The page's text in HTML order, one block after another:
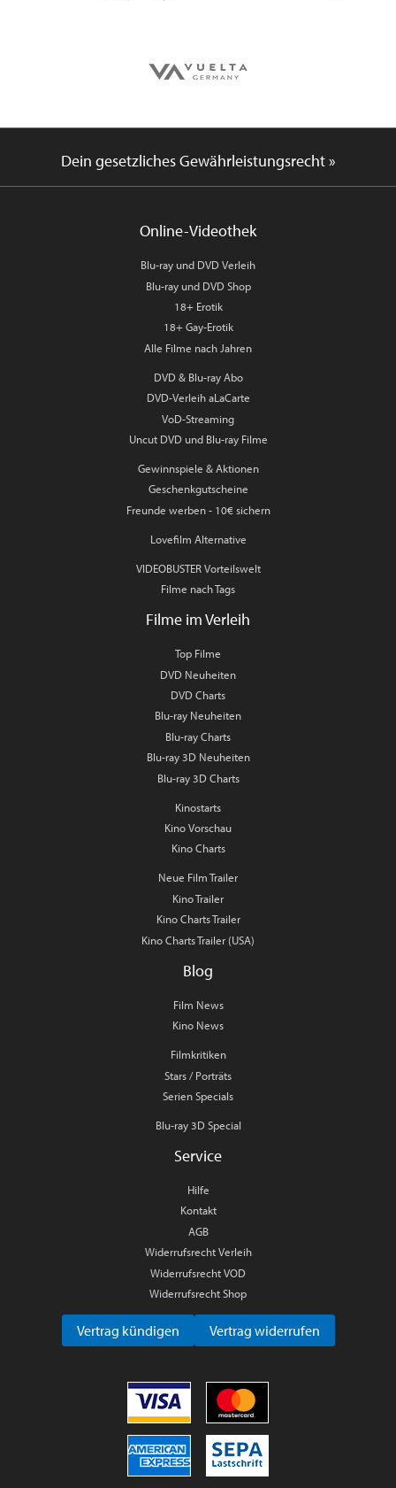
Dein gesetzliches Gewährleistungsrecht »
Online-Videothek
Blu-ray und DVD Verleih
Blu-ray und DVD Shop
18+ Erotik
18+ Gay-Erotik
Alle Filme nach Jahren
DVD & Blu-ray Abo
DVD-Verleih aLaCarte
VoD-Streaming
Uncut DVD und Blu-ray Filme
Gewinnspiele & Aktionen
Geschenkgutscheine
Freunde werben - 10€ sichern
Lovefilm Alternative
VIDEOBUSTER Vorteilswelt
Filme nach Tags
Filme im Verleih
Top Filme
DVD Neuheiten
DVD Charts
Blu-ray Neuheiten
Blu-ray Charts
Blu-ray 3D Neuheiten
Blu-ray 3D Charts
Kinostarts
Kino Vorschau
Kino Charts
Neue Film Trailer
Kino Trailer
Kino Charts Trailer
Kino Charts Trailer (USA)
Blog
Film News
Kino News
Filmkritiken
Stars / Porträts
Serien Specials
Blu-ray 3D Special
Service
Hilfe
Kontakt
AGB
Widerrufsrecht Verleih
Widerrufsrecht VOD
Widerrufsrecht Shop
Vertrag kündigen Vertrag widerrufen